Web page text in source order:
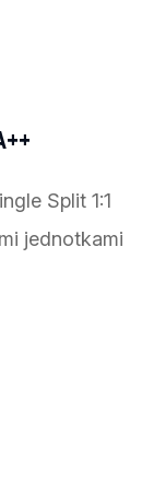
Split 1:1
jednotkami